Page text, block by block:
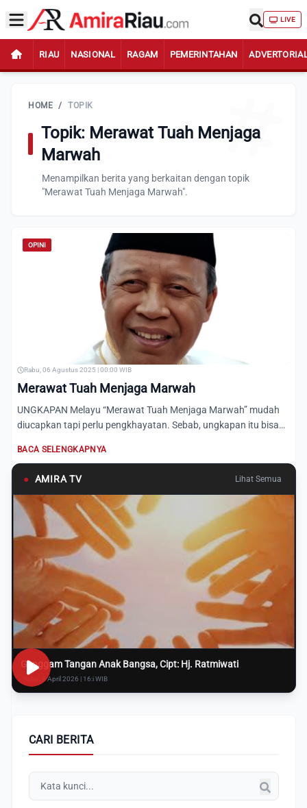
LIVE
RIAU NASIONAL RAGAM PEMERINTAHAN
HOME / TOPIK
Topik: Merawat Tuah Menjaga
Marwah
Menampilkan berita yang berkaitan dengan topik
"Merawat Tuah Menjaga Marwah".
OPINI
Rabu, 06 Agustus 2025 | 00:00 WIB
Merawat Tuah Menjaga Marwah
UNGKAPAN Melayu “Merawat Tuah Menjaga Marwah” mudah
diucapkan tapi perlu pengkhayatan. Sebab, ungkapan itu bisa
BACA SELENGKAPNYA
● AMIRA TV Lihat Semua
Genggam Tangan Anak Bangsa, Cipt: Hj. Ratmiwati
Rabu, 8 April 2026 | 16:i WIB
CARI BERITA